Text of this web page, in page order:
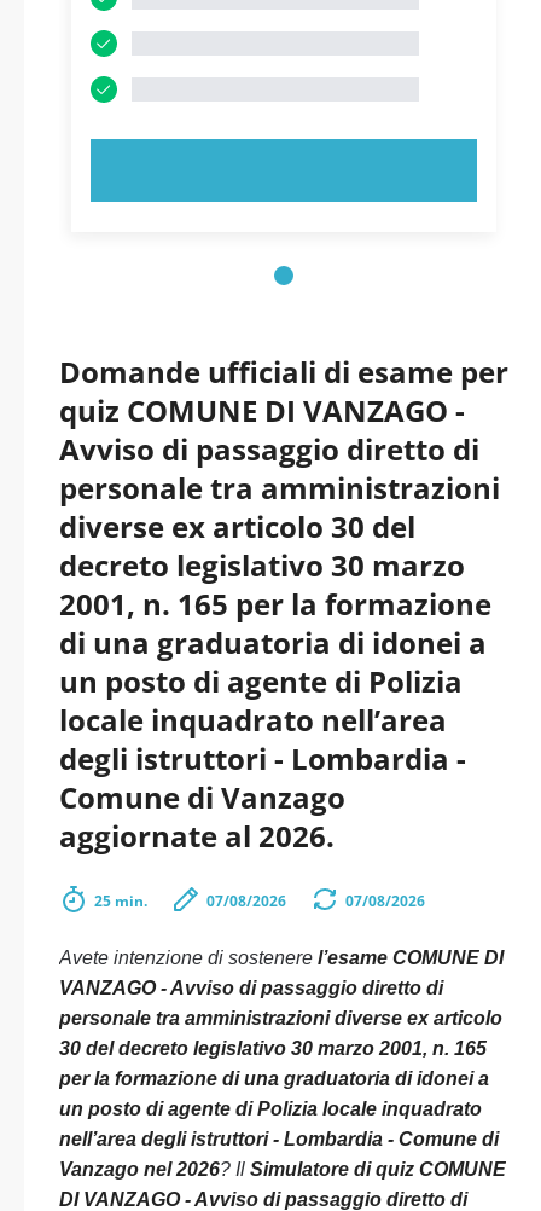
Domande ufficiali di esame per
quiz COMUNE DI VANZAGO -
Avviso di passaggio diretto di
personale tra amministrazioni
diverse ex articolo 30 del
decreto legislativo 30 marzo
2001, n. 165 per la formazione
di una graduatoria di idonei a
un posto di agente di Polizia
locale inquadrato nell’area
degli istruttori - Lombardia -
Comune di Vanzago
aggiornate al 2026.
25 min. 07/08/2026 07/08/2026
Avete intenzione di sostenere l’esame COMUNE DI
VANZAGO - Avviso di passaggio diretto di
personale tra amministrazioni diverse ex articolo
30 del decreto legislativo 30 marzo 2001, n. 165
per la formazione di una graduatoria di idonei a
un posto di agente di Polizia locale inquadrato
nell’area degli istruttori - Lombardia - Comune di
Vanzago nel 2026? Il Simulatore di quiz COMUNE
DI VANZAGO - Avviso di passaggio diretto di